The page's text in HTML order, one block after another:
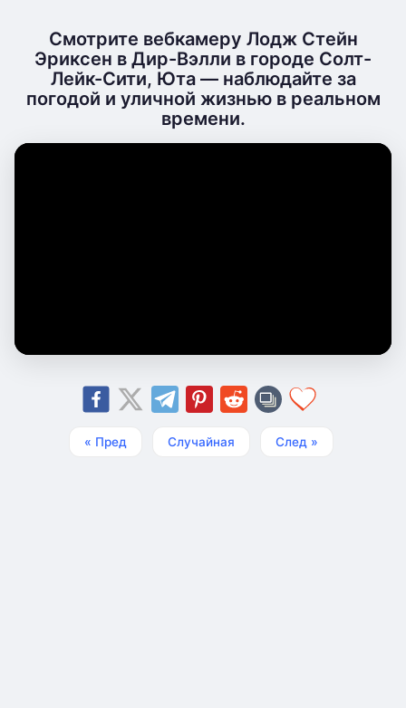
Смотрите вебкамеру Лодж Стейн
Эриксен в Дир-Вэлли в городе Солт-
Лейк-Сити, Юта — наблюдайте за
погодой и уличной жизнью в реальном
времени.
« Пред Случайная След »